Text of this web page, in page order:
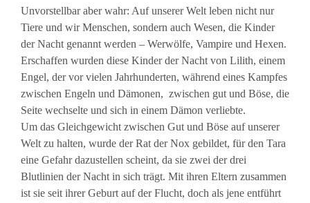
Unvorstellbar aber wahr: Auf unserer Welt leben nicht nur
Tiere und wir Menschen, sondern auch Wesen, die Kinder
der Nacht genannt werden – Werwölfe, Vampire und Hexen.
Erschaffen wurden diese Kinder der Nacht von Lilith, einem
Engel, der vor vielen Jahrhunderten, während eines Kampfes
zwischen Engeln und Dämonen, zwischen gut und Böse, die
Seite wechselte und sich in einem Dämon verliebte.
Um das Gleichgewicht zwischen Gut und Böse auf unserer
Welt zu halten, wurde der Rat der Nox gebildet, für den Tara
eine Gefahr dazustellen scheint, da sie zwei der drei
Blutlinien der Nacht in sich trägt. Mit ihren Eltern zusammen
ist sie seit ihrer Geburt auf der Flucht, doch als jene entführt